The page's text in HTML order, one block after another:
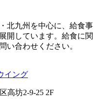
北九州を中心に、給食事
開しています。給食に関
い合わせください。
高坊2-9-25 2F